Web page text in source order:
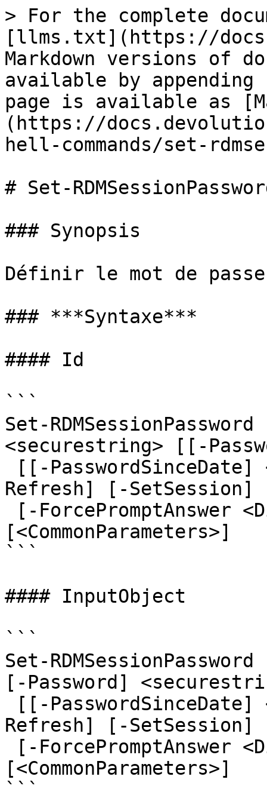
> For the complete
[llms.txt](https://
Markdown versions of
available by
page is available as
(https://
hell-commands/set-
# Set-
### Synopsis
Définir le mot de
### ***Syntaxe***
#### Id
```
Set-
<securestring> [[-
Refresh] [-SetSession]
[<CommonParameters>]
```
#### InputObject
```
Set-
[-Password]
Refresh] [-SetSession]
[<CommonParameters>]
```